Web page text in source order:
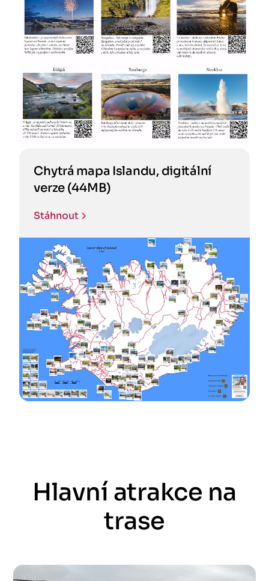
Chytrá mapa Islandu, digitální
verze (44MB)
Stáhnout
Hlavní atrakce na
trase